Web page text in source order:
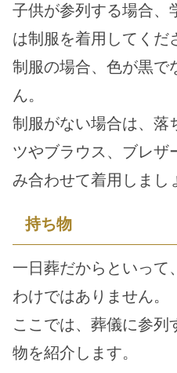
子供が参列する場合、
は制服を着用してくだ
制服の場合、色が黒で
ん。
制服がない場合は、落
ツやブラウス、ブレザ
み合わせて着用しまし
持ち物
一日葬だからといって
わけではありません。
ここでは、葬儀に参列
物を紹介します。